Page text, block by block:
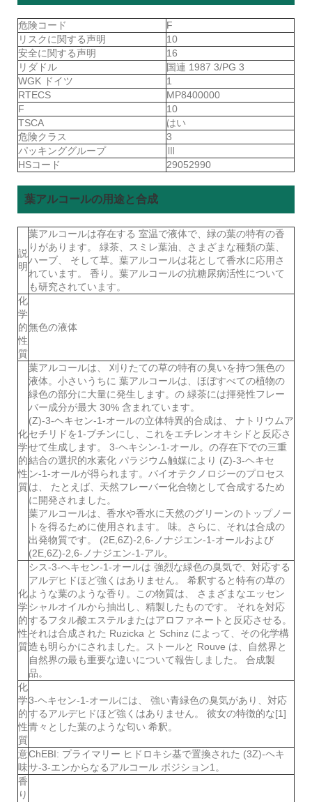
危険コード
F
リスクに関する声明
10
安全に関する声明
16
リダドル
国連 1987 3/PG 3
WGK ドイツ
1
RTECS
MP8400000
F
10
TSCA
はい
危険クラス
3
パッキンググループ
Ⅲ
HSコード
29052990
葉アルコールの用途と合成
説
明
葉アルコールは存在する 室温で液体で、緑の葉の特有の香
りがあります。 緑茶、スミレ葉油、さまざまな種類の葉、
ハーブ、 そして草。葉アルコールは花として香水に応用さ
れています。 香り。葉アルコールの抗糖尿病活性について
も研究されています。
化
学
的
性
質
無色の液体
化
学
的
性
質
葉アルコールは、 刈りたての草の特有の臭いを持つ無色の
液体。小さいうちに 葉アルコールは、ほぼすべての植物の
緑色の部分に大量に発生します。の 緑茶には揮発性フレー
バー成分が最大 30% 含まれています。
(Z)-3-ヘキセン-1-オールの立体特異的合成は、 ナトリウムア
セチリドを1-ブチンにし、これをエチレンオキシドと反応さ
せて生成します。 3-ヘキシン-1-オール。の存在下での三重
結合の選択的水素化 パラジウム触媒により (Z)-3-ヘキセ
ン-1-オールが得られます。バイオテクノロジーのプロセス
は、 たとえば、天然フレーバー化合物として合成するため
に開発されました。
葉アルコールは、香水や香水に天然のグリーンのトップノー
トを得るために使用されます。 味。さらに、それは合成の
出発物質です。 (2E,6Z)-2,6-ノナジエン-1-オールおよび
(2E,6Z)-2,6-ノナジエン-1-アル。
化
学
的
性
質
シス-3-ヘキセン-1-オールは 強烈な緑色の臭気で、対応する
アルデヒドほど強くはありません。 希釈すると特有の草の
ような葉のような香り。この物質は、 さまざまなエッセン
シャルオイルから抽出し、精製したものです。 それを対応
するフタル酸エステルまたはアロファネートと反応させる。
それは合成された Ruzicka と Schinz によって、その化学構
造も明らかにされました。ストールと Rouve は、自然界と
自然界の最も重要な違いについて報告しました。 合成製
品。
化
学
的
性
質
3-ヘキセン-1-オールには、 強い青緑色の臭気があり、対応
するアルデヒドほど強くはありません。 彼女の特徴的な[1]
青々とした葉のような匂い 希釈。
意
味
ChEBI: プライマリー ヒドロキシ基で置換された (3Z)-ヘキ
サ-3-エンからなるアルコール ポジション1。
香
り